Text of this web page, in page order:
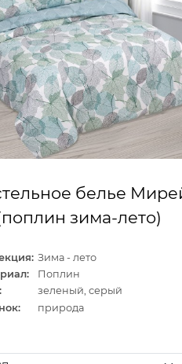
белье
зима-лето)
Зима - лето
Поплин
зеленый, серый
природа